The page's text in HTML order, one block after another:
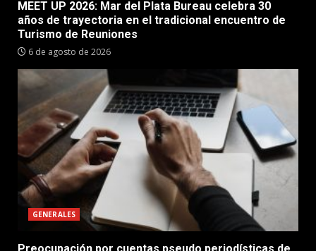
MEET UP 2026: Mar del Plata Bureau celebra 30
años de trayectoria en el tradicional encuentro de
Turismo de Reuniones
6 de agosto de 2026
GENERALES
Preocupación por cuentas pseudo periodísticas de